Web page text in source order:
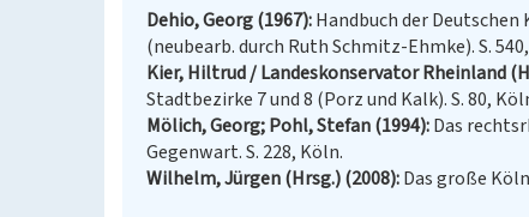
Dehio, Georg (1967) Handbuch der
(neubearb. durch Ruth Schmitz-Ehmke). S.
Kier, Hiltrud / Landeskonservator Rheinland
Stadtbezirke 7 und 8 (Porz und Kalk). S. 80,
Mölich, Georg; Pohl, Stefan (1994) Das
Gegenwart. S. 228, Köln.
Wilhelm, Jürgen (Hrsg.) (2008) Das große